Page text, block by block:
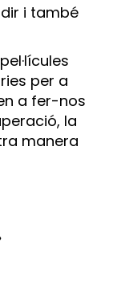
i també
per a
a fer-nos
la
manera